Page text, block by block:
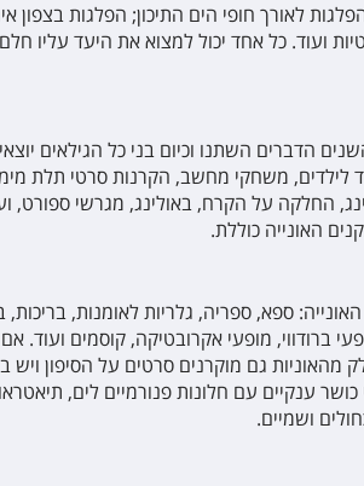
לאורך חופי הים התיכון; הפלגות בצפון
ועוד. כל אחד יכול למצוא את היעד עליו
השתנו וכיום בני כל הגילאים
לילדים, משחקי מחשב, הקרנות סרטי תלת
החלקה על הקרח, באולינג, מגרשי ספורט,
האונייה כוללת.
ספא, ספריה, גלריות לאומנות, בריכות,
ברודווי, מופעי אקרובטיקה, קוסמים ועוד.
גם מוקרנים סרטים על הסיפון ויש
ענקיים עם חלונות פנורמיים לים,
ושמיים.